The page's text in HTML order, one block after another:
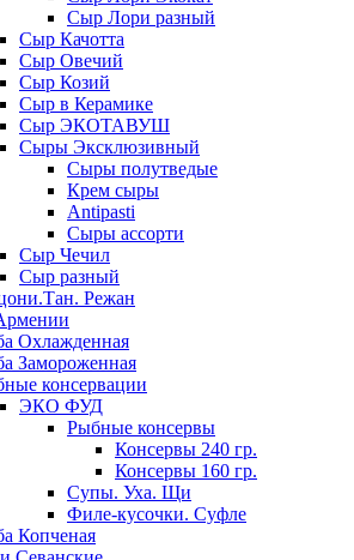
Сыр Лори разный
Сыр Качотта
Сыр Овечий
Сыр Козий
Сыр в Керамике
Сыр ЭКОТАВУШ
Сыры Эксклюзивный
Сыры полутведые
Крем сыры
Antipasti
Сыры ассорти
Сыр Чечил
Сыр разный
Режан
Охлажденная
Замороженная
консервации
ЭКО ФУД
Рыбные консервы
Консервы 240 гр.
Консервы 160 гр.
Супы. Уха. Щи
Филе-кусочки. Суфле
Копченая